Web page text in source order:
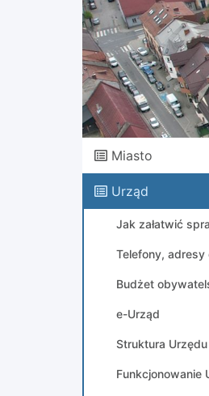
Miasto
Urząd
Jak załatwić
Telefony, adresy
Budżet
e-Urząd
Struktura Urzędu
Funkcjonowanie